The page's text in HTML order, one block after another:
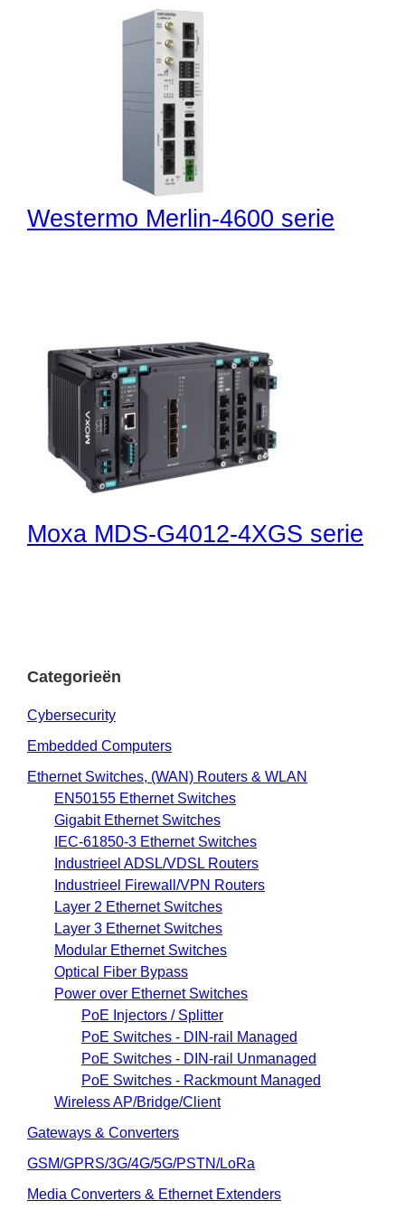
Westermo Merlin-4600 serie
Moxa MDS-G4012-4XGS serie
Categorieën
Cybersecurity
Embedded Computers
Ethernet Switches, (WAN) Routers & WLAN
EN50155 Ethernet Switches
Gigabit Ethernet Switches
IEC-61850-3 Ethernet Switches
Industrieel ADSL/VDSL Routers
Industrieel Firewall/VPN Routers
Layer 2 Ethernet Switches
Layer 3 Ethernet Switches
Modular Ethernet Switches
Optical Fiber Bypass
Power over Ethernet Switches
PoE Injectors / Splitter
PoE Switches - DIN-rail Managed
PoE Switches - DIN-rail Unmanaged
PoE Switches - Rackmount Managed
Wireless AP/Bridge/Client
Gateways & Converters
GSM/GPRS/3G/4G/5G/PSTN/LoRa
Media Converters & Ethernet Extenders